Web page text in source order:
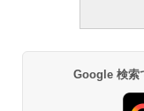
Google 検索